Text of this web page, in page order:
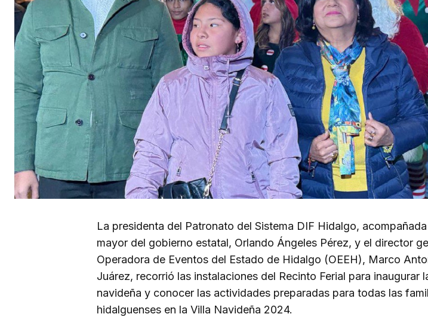
La presidenta del Patronato del Sistema DIF Hidalgo,
mayor del gobierno estatal, Orlando Ángeles Pérez, y el director
Operadora de Eventos del Estado de Hidalgo (OEEH), Marco
Juárez, recorrió las instalaciones del Recinto Ferial para inaugurar
navideña y conocer las actividades preparadas para todas las
hidalguenses en la Villa Navideña 2024.